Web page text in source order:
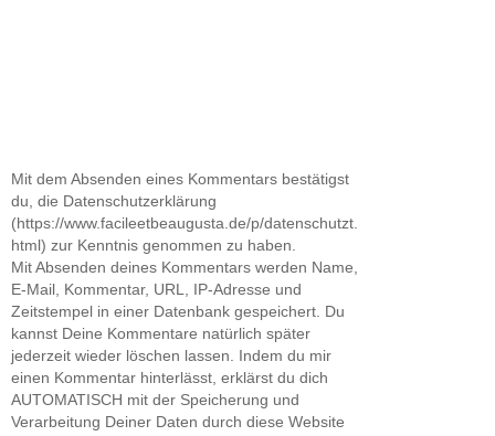
Mit dem Absenden eines Kommentars bestätigst
du, die Datenschutzerklärung
(https://www.facileetbeaugusta.de/p/datenschutzt.
html) zur Kenntnis genommen zu haben.
Mit Absenden deines Kommentars werden Name,
E-Mail, Kommentar, URL, IP-Adresse und
Zeitstempel in einer Datenbank gespeichert. Du
kannst Deine Kommentare natürlich später
jederzeit wieder löschen lassen. Indem du mir
einen Kommentar hinterlässt, erklärst du dich
AUTOMATISCH mit der Speicherung und
Verarbeitung Deiner Daten durch diese Website